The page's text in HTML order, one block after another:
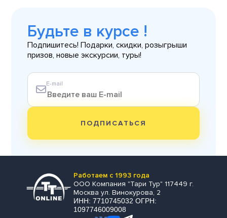
Будьте в курсе !
Подпишитесь! Подарки, скидки, розыгрыши
призов, новые экскурсии, туры!
E-mail
ПОДПИСАТЬСЯ
Работаем с 1993 года
ООО Компания "Тари Тур" 117449 г.
Москва ул. Винокурова, 2
ИНН: 7710745032 ОГРН:
1097746009008